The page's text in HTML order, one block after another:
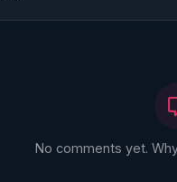
No comments yet.